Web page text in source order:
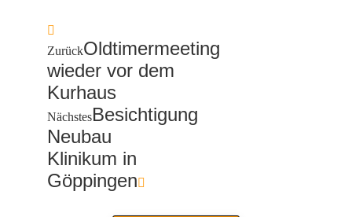
ZurückOldtimermeeting
wieder vor dem
Kurhaus
NächstesBesichtigung
Neubau
Klinikum in
Göppingen